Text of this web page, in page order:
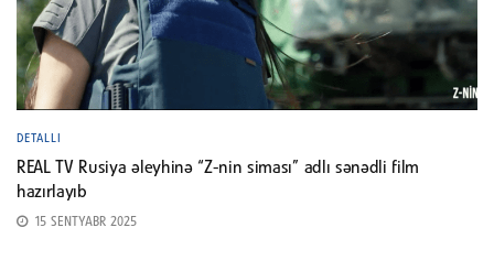
DETALLI
REAL TV Rusiya əleyhinə “Z-nin siması” adlı sənədli film
hazırlayıb
15 SENTYABR 2025